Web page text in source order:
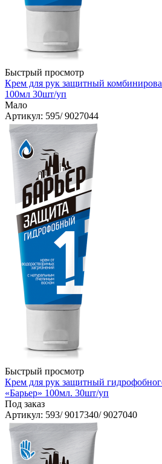
Быстрый просмотр
Крем для рук защитный
100мл 30шт/уп
Мало
Артикул: 595/ 9027044
Быстрый просмотр
Крем для рук защитный
«Барьер» 100мл. 30шт/уп
Под заказ
Артикул: 593/ 9017340/ 9027040